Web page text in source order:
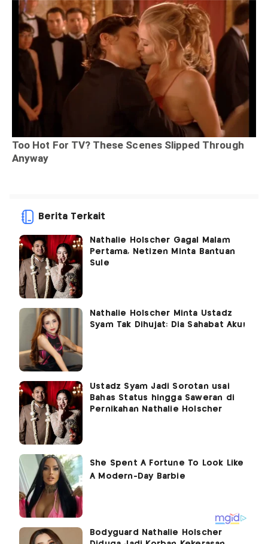
Berita Terkait
Nathalie Holscher Gagal Malam
Pertama, Netizen Minta Bantuan
Sule
Nathalie Holscher Minta Ustadz
Syam Tak Dihujat: Dia Sahabat Aku!
Ustadz Syam Jadi Sorotan usai
Bahas Status hingga Saweran di
Pernikahan Nathalie Holscher
Bodyguard Nathalie Holscher